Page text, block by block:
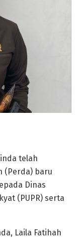
telah
(Perda) baru
Dinas
(PUPR) serta
Laila Fatihah